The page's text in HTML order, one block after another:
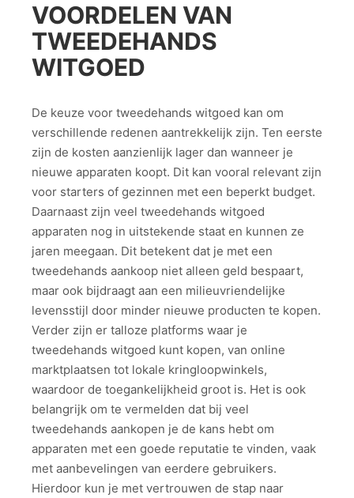
VOORDELEN VAN
TWEEDEHANDS
WITGOED
De keuze voor tweedehands witgoed kan om
verschillende redenen aantrekkelijk zijn. Ten eerste
zijn de kosten aanzienlijk lager dan wanneer je
nieuwe apparaten koopt. Dit kan vooral relevant zijn
voor starters of gezinnen met een beperkt budget.
Daarnaast zijn veel tweedehands witgoed
apparaten nog in uitstekende staat en kunnen ze
jaren meegaan. Dit betekent dat je met een
tweedehands aankoop niet alleen geld bespaart,
maar ook bijdraagt aan een milieuvriendelijke
levensstijl door minder nieuwe producten te kopen.
Verder zijn er talloze platforms waar je
tweedehands witgoed kunt kopen, van online
marktplaatsen tot lokale kringloopwinkels,
waardoor de toegankelijkheid groot is. Het is ook
belangrijk om te vermelden dat bij veel
tweedehands aankopen je de kans hebt om
apparaten met een goede reputatie te vinden, vaak
met aanbevelingen van eerdere gebruikers.
Hierdoor kun je met vertrouwen de stap naar